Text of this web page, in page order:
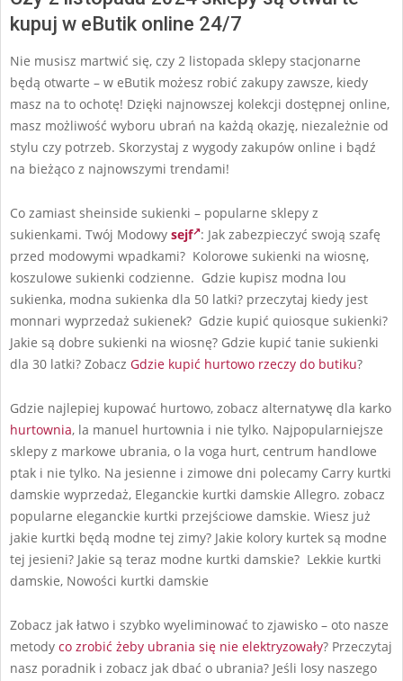
kupuj w eButik online 24/7
Nie musisz martwić się, czy 2 listopada sklepy stacjonarne
będą otwarte – w eButik możesz robić zakupy zawsze, kiedy
masz na to ochotę! Dzięki najnowszej kolekcji dostępnej online,
masz możliwość wyboru ubrań na każdą okazję, niezależnie od
stylu czy potrzeb. Skorzystaj z wygody zakupów online i bądź
na bieżąco z najnowszymi trendami!
Co zamiast sheinside sukienki – popularne sklepy z
sukienkami. Twój Modowy sejf : Jak zabezpieczyć swoją szafę
przed modowymi wpadkami? Kolorowe sukienki na wiosnę,
koszulowe sukienki codzienne. Gdzie kupisz modna lou
sukienka, modna sukienka dla 50 latki? przeczytaj kiedy jest
monnari wyprzedaż sukienek? Gdzie kupić quiosque sukienki?
Jakie są dobre sukienki na wiosnę? Gdzie kupić tanie sukienki
dla 30 latki? Zobacz Gdzie kupić hurtowo rzeczy do butiku?
Gdzie najlepiej kupować hurtowo, zobacz alternatywę dla karko
hurtownia, la manuel hurtownia i nie tylko. Najpopularniejsze
sklepy z markowe ubrania, o la voga hurt, centrum handlowe
ptak i nie tylko. Na jesienne i zimowe dni polecamy Carry kurtki
damskie wyprzedaż, Eleganckie kurtki damskie Allegro. zobacz
popularne eleganckie kurtki przejściowe damskie. Wiesz już
jakie kurtki będą modne tej zimy? Jakie kolory kurtek są modne
tej jesieni? Jakie są teraz modne kurtki damskie? Lekkie kurtki
damskie, Nowości kurtki damskie
Zobacz jak łatwo i szybko wyeliminować to zjawisko – oto nasze
metody co zrobić żeby ubrania się nie elektryzowały? Przeczytaj
nasz poradnik i zobacz jak dbać o ubrania? Jeśli losy naszego